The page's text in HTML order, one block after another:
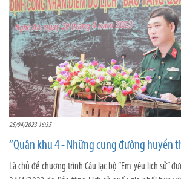
25/04/2023 16:35
“Quân khu 4 - Những cung đường huyền
Là chủ đề chương trình Câu lạc bộ “Em yêu lịch sử”